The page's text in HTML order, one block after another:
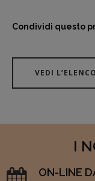
Condividi questo
VEDI
I
ON-LINE